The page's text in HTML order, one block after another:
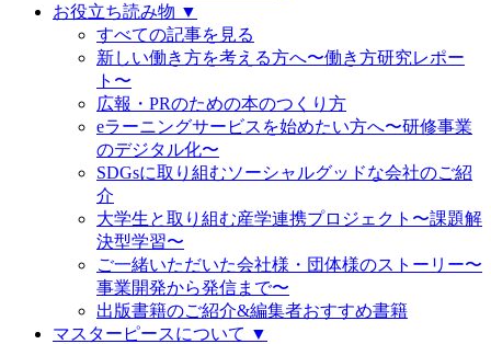
お役立ち読み物 ▼
すべての記事を見る
新しい働き方を考える方へ〜働き方研究レポー
ト〜
広報・PRのための本のつくり方
eラーニングサービスを始めたい方へ〜研修事業
のデジタル化〜
SDGsに取り組むソーシャルグッドな会社のご紹
介
大学生と取り組む産学連携プロジェクト〜課題解
決型学習〜
ご一緒いただいた会社様・団体様のストーリー〜
事業開発から発信まで〜
出版書籍のご紹介&編集者おすすめ書籍
マスターピースについて ▼